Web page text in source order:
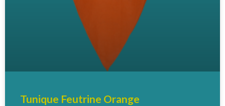
Tunique Feutrine Orange